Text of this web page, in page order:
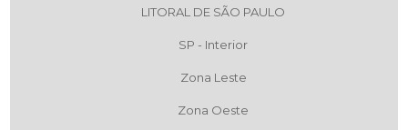
LITORAL DE SÃO PAULO
SP - Interior
Zona Leste
Zona Oeste